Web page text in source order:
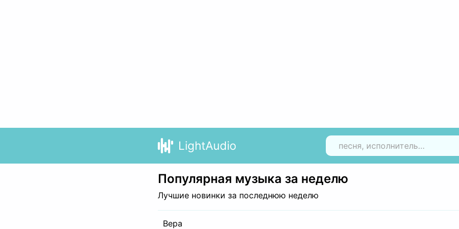
LightAudio
Популярная музыка за неделю
Лучшие новинки за последнюю неделю
Вера